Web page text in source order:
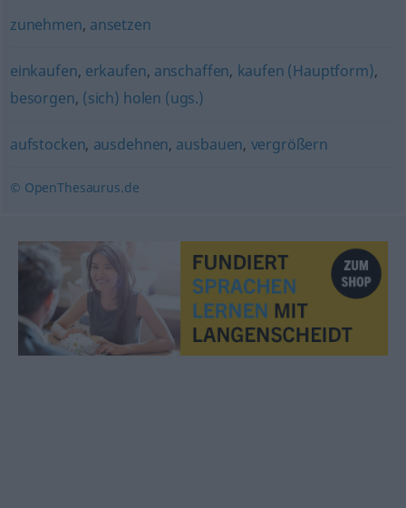
zunehmen, ansetzen
einkaufen, erkaufen, anschaffen, kaufen (Hauptform),
besorgen, (sich) holen (ugs.)
aufstocken, ausdehnen, ausbauen, vergrößern
© OpenThesaurus.de